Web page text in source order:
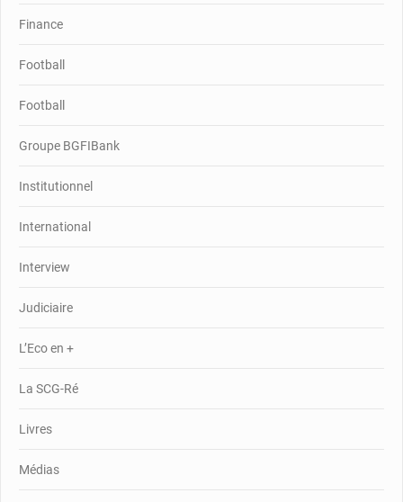
Finance
Football
Football
Groupe BGFIBank
Institutionnel
International
Interview
Judiciaire
L’Eco en +
La SCG-Ré
Livres
Médias